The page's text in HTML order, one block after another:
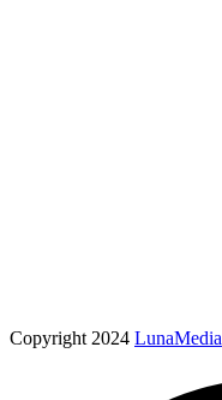
Copyright 2024 LunaMedia